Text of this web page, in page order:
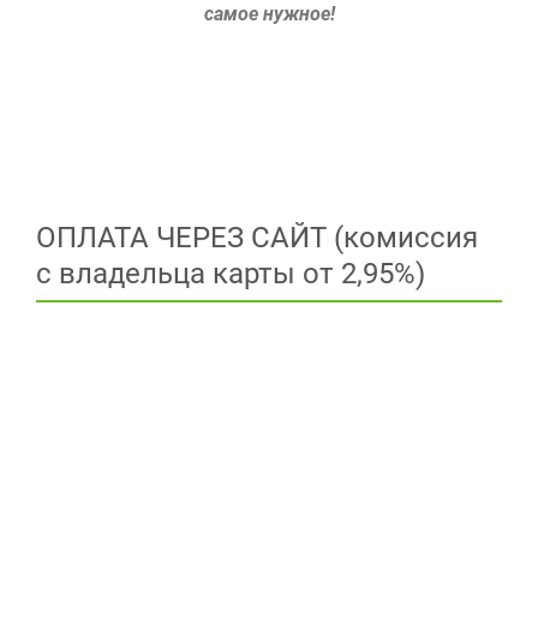
самое нужное!
ОПЛАТА ЧЕРЕЗ САЙТ (комиссия
с владельца карты от 2,95%)